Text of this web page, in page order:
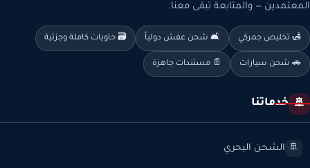
المعتمدين — والمتابعة تبقى معنا.
🛃 تخليص جمركي 🛋️ شحن عفش دولياً 🗃️ حاويات كاملة وجزئية
🚗 شحن سيارات 📄 مستندات جاهزة
🚢 خدماتنا
🚢 الشحن البحري